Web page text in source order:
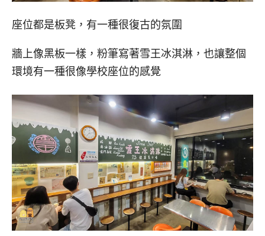
座位都是板凳，有一種很復古的氛圍
牆上像黑板一樣，粉筆寫著雪王冰淇淋，也讓整個
環境有一種很像學校座位的感覺